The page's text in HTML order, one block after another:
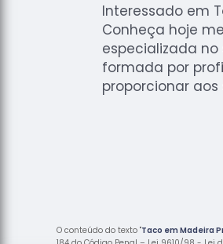
Interessado em
Conheça hoje
especializada
formada por
proporcionar
O conteúdo do texto "Taco em Madeira